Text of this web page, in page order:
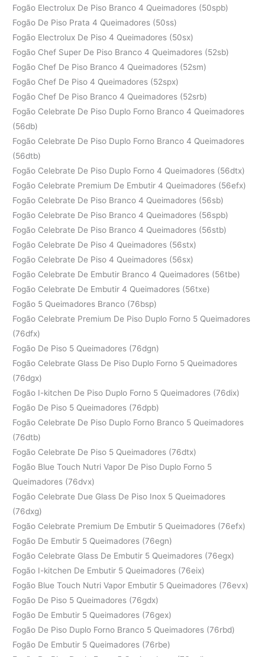
Fogão Electrolux De Piso Branco 4 Queimadores (50spb)
Fogão De Piso Prata 4 Queimadores (50ss)
Fogão Electrolux De Piso 4 Queimadores (50sx)
Fogão Chef Super De Piso Branco 4 Queimadores (52sb)
Fogão Chef De Piso Branco 4 Queimadores (52sm)
Fogão Chef De Piso 4 Queimadores (52spx)
Fogão Chef De Piso Branco 4 Queimadores (52srb)
Fogão Celebrate De Piso Duplo Forno Branco 4 Queimadores
(56db)
Fogão Celebrate De Piso Duplo Forno Branco 4 Queimadores
(56dtb)
Fogão Celebrate De Piso Duplo Forno 4 Queimadores (56dtx)
Fogão Celebrate Premium De Embutir 4 Queimadores (56efx)
Fogão Celebrate De Piso Branco 4 Queimadores (56sb)
Fogão Celebrate De Piso Branco 4 Queimadores (56spb)
Fogão Celebrate De Piso Branco 4 Queimadores (56stb)
Fogão Celebrate De Piso 4 Queimadores (56stx)
Fogão Celebrate De Piso 4 Queimadores (56sx)
Fogão Celebrate De Embutir Branco 4 Queimadores (56tbe)
Fogão Celebrate De Embutir 4 Queimadores (56txe)
Fogão 5 Queimadores Branco (76bsp)
Fogão Celebrate Premium De Piso Duplo Forno 5 Queimadores
(76dfx)
Fogão De Piso 5 Queimadores (76dgn)
Fogão Celebrate Glass De Piso Duplo Forno 5 Queimadores
(76dgx)
Fogão I-kitchen De Piso Duplo Forno 5 Queimadores (76dix)
Fogão De Piso 5 Queimadores (76dpb)
Fogão Celebrate De Piso Duplo Forno Branco 5 Queimadores
(76dtb)
Fogão Celebrate De Piso 5 Queimadores (76dtx)
Fogão Blue Touch Nutri Vapor De Piso Duplo Forno 5
Queimadores (76dvx)
Fogão Celebrate Due Glass De Piso Inox 5 Queimadores
(76dxg)
Fogão Celebrate Premium De Embutir 5 Queimadores (76efx)
Fogão De Embutir 5 Queimadores (76egn)
Fogão Celebrate Glass De Embutir 5 Queimadores (76egx)
Fogão I-kitchen De Embutir 5 Queimadores (76eix)
Fogão Blue Touch Nutri Vapor Embutir 5 Queimadores (76evx)
Fogão De Piso 5 Queimadores (76gdx)
Fogão De Embutir 5 Queimadores (76gex)
Fogão De Piso Duplo Forno Branco 5 Queimadores (76rbd)
Fogão De Embutir 5 Queimadores (76rbe)